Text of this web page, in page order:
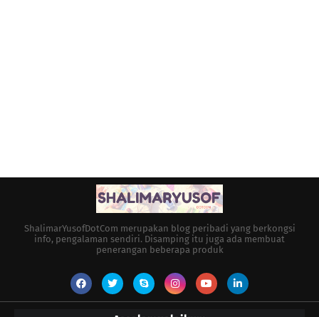
ShalimarYusofDotCom merupakan blog peribadi yang berkongsi
info, pengalaman sendiri. Disamping itu juga ada membuat
penerangan beberapa produk